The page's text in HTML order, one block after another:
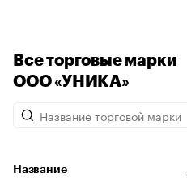
Все торговые марки
ООО «УНИКА»
Название